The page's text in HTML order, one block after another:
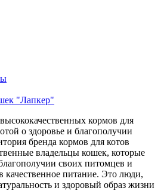
"Лапкер"
кормов для
о здоровье и благополучии
бренда кормов для котов
владельцы кошек, которые
своих питомцев и
качественное питание. Это люди,
и здоровый образ жизни